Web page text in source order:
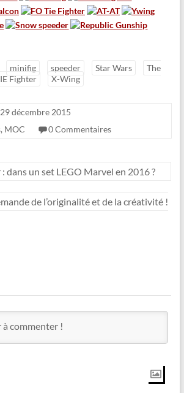
minifig speeder Star Wars
The
Fighter X-Wing
29 décembre 2015
, MOC 0 Commentaires
dans un set LEGO Marvel en 2016 ?
de l’originalité et de la créativité !